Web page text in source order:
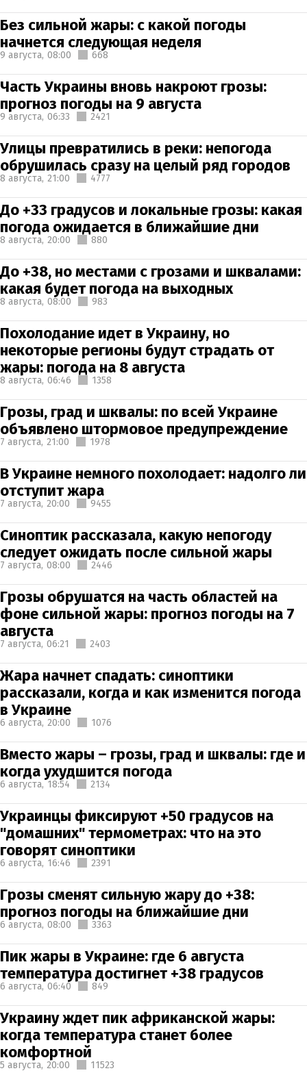
Без сильной жары: с какой погоды
начнется следующая неделя
9 августа, 08:00 668
Часть Украины вновь накроют грозы:
прогноз погоды на 9 августа
9 августа, 06:33 2421
Улицы превратились в реки: непогода
обрушилась сразу на целый ряд городов
8 августа, 21:00 4777
До +33 градусов и локальные грозы: какая
погода ожидается в ближайшие дни
8 августа, 20:00 880
До +38, но местами с грозами и шквалами:
какая будет погода на выходных
8 августа, 08:00 983
Похолодание идет в Украину, но
некоторые регионы будут страдать от
жары: погода на 8 августа
8 августа, 06:46 1358
Грозы, град и шквалы: по всей Украине
объявлено штормовое предупреждение
7 августа, 21:00 1978
В Украине немного похолодает: надолго ли
отступит жара
7 августа, 20:00 9455
Синоптик рассказала, какую непогоду
следует ожидать после сильной жары
7 августа, 08:00 2446
Грозы обрушатся на часть областей на
фоне сильной жары: прогноз погоды на 7
августа
7 августа, 06:21 2403
Жара начнет спадать: синоптики
рассказали, когда и как изменится погода
в Украине
6 августа, 20:00 1076
Вместо жары – грозы, град и шквалы: где и
когда ухудшится погода
6 августа, 18:54 2134
Украинцы фиксируют +50 градусов на
"домашних" термометрах: что на это
говорят синоптики
6 августа, 16:46 2391
Грозы сменят сильную жару до +38:
прогноз погоды на ближайшие дни
6 августа, 08:00 3363
Пик жары в Украине: где 6 августа
температура достигнет +38 градусов
6 августа, 06:40 849
Украину ждет пик африканской жары:
когда температура станет более
комфортной
5 августа, 20:00 11523